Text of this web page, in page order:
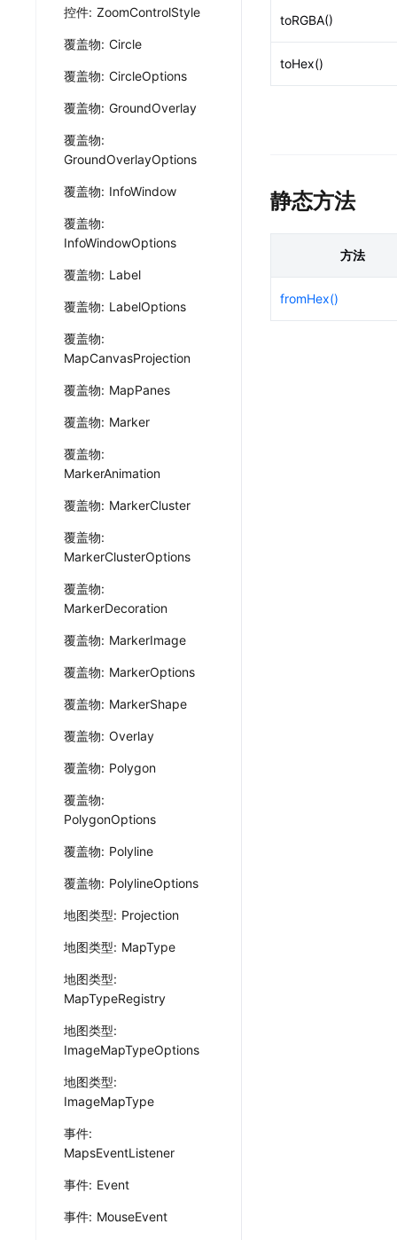
控件: ZoomControlStyle
覆盖物: Circle
覆盖物: CircleOptions
覆盖物: GroundOverlay
覆盖物:
GroundOverlayOptions
覆盖物: InfoWindow
覆盖物:
InfoWindowOptions
覆盖物: Label
覆盖物: LabelOptions
覆盖物:
MapCanvasProjection
覆盖物: MapPanes
覆盖物: Marker
覆盖物:
MarkerAnimation
覆盖物: MarkerCluster
覆盖物:
MarkerClusterOptions
覆盖物:
MarkerDecoration
覆盖物: MarkerImage
覆盖物: MarkerOptions
覆盖物: MarkerShape
覆盖物: Overlay
覆盖物: Polygon
覆盖物:
PolygonOptions
覆盖物: Polyline
覆盖物: PolylineOptions
地图类型: Projection
地图类型: MapType
地图类型:
MapTypeRegistry
地图类型:
ImageMapTypeOptions
地图类型:
ImageMapType
事件:
MapsEventListener
事件: Event
事件: MouseEvent
toRGBA()
toHex()
静态方法
方法
fromHex()